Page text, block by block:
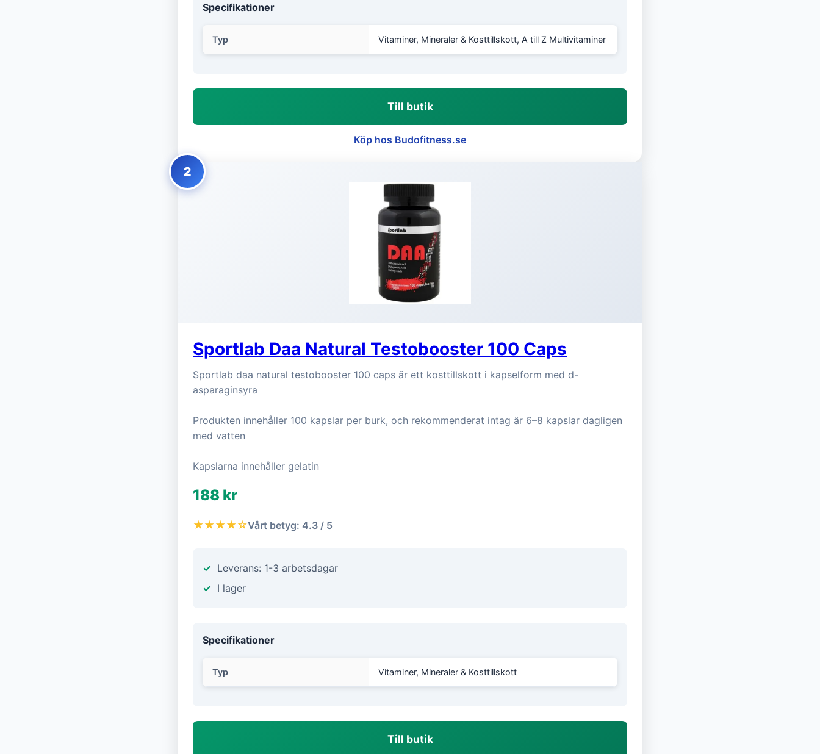
Specifikationer
Typ Vitaminer, Mineraler & Kosttillskott, A till Z Multivitaminer
Till butik
Köp hos Budofitness.se
2
Sportlab Daa Natural Testobooster 100 Caps
Sportlab daa natural testobooster 100 caps är ett kosttillskott i kapselform med d-
asparaginsyra
Produkten innehåller 100 kapslar per burk, och rekommenderat intag är 6–8 kapslar dagligen
med vatten
Kapslarna innehåller gelatin
188 kr
★★★★☆Vårt betyg: 4.3 / 5
Leverans: 1-3 arbetsdagar
I lager
Specifikationer
Typ Vitaminer, Mineraler & Kosttillskott
Till butik